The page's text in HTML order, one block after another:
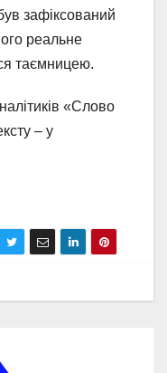
зафіксований
реальне
таємницею.
«Слово
– у